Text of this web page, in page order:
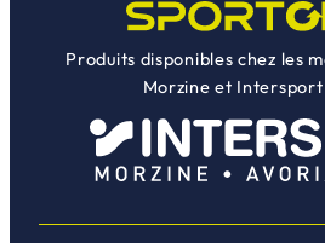
Produits disponibles chez les
Morzine et Intersport